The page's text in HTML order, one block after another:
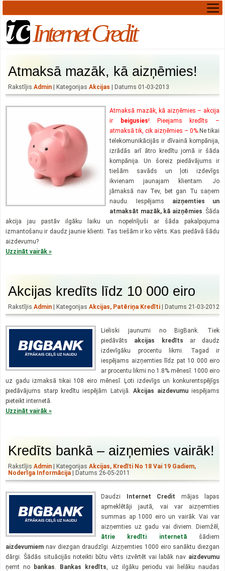
Internet Credit
Atmaksā mazāk, kā aizņēmies!
Rakstījis Admin | Kategorijas Akcijas | Datums 01-03-2013
Atmaksā mazāk, kā aizņēmies – akcija
ir
beigusies! Pieejams kredīts –
atmaksā tik, cik aizņēmies – 0%.Ne tikai
telekomunikācijās ir dīvainā kompānija,
izrādās arī ātro kredītu jomā ir šāda
kompānija. Un šoreiz piedāvājums ir
tiešām savāds un ļoti izdevīgs
ikvienam jaunajam klientam. Jo
jāmaksā nav Tev, bet gan Tu saņem
naudu. Iespējams aizņemties un
atmaksāt mazāk, kā aizņēmies. Šāda
akcija jau pastāv ilgāku laiku un nopelnījuši ar šāda pakalpojuma
izmantošanu ir daudz jaunie klienti. Tas tiešām ir ko vērts. Kas piedāvā šādu
aizdevumu?
Uzzināt vairāk »
Akcijas kredīts līdz 10 000 eiro
Rakstījis Admin | Kategorijas Akcijas, Patēriņa Kredīti | Datums 21-03-2012
Lieliski jaunumi no BigBank. Tiek
piedāvāts akcijas kredīts ar daudz
izdevīgāku procentu likmi. Tagad ir
iespējams aizņemties līdz pat 10 000 eiro
ar procentu likmi no 1.8% mēnesī. 1000 eiro
uz gadu izmaksā tikai 108 eiro mēnesī. Ļoti izdevīgs un konkurentspējīgs
piedāvājums starp kredītu iespējām Latvijā. Akcijas aizdevumuiespējams
pieteikt internetā.
Uzzināt vairāk »
Kredīts bankā – aizņemies vairāk!
Rakstījis Admin | Kategorijas Akcijas, Kredīti No 18 Vai 19 Gadiem,
Noderīga Informācija | Datums 26-05-2011
Daudzi Internet Credit mājas lapas
apmeklētāji jautā, vai var aizņemties
summas ap 1000 eiro un vairāk. Vai var
aizņemties uz gadu vai diviem. Diemžēl,
ātrie kredīti internetāšādiem
aizdevumiem nav diezgan draudzīgi. Aizņemties 1000 eiro sanāktu diezgan
dārgi. Šādās situācijās noteikti būtu vērts izvērtēt vai labāk nav aizdevumu
ņemt no
bankas. Bankas kredīts, uz ilgāku periodu vai lielāku naudas